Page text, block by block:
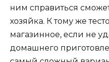
ним справиться
хозяйка. К тому же
магазинное, если не
домашнего